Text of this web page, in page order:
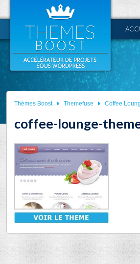
Thèmes Boost Themefuse Coffee
coffee-lounge-